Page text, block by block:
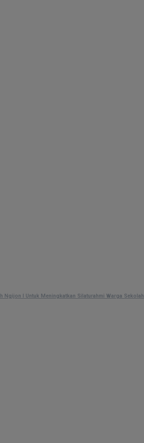
Ngijon I Untuk Meningkatkan Silaturahmi Warga Sekolah